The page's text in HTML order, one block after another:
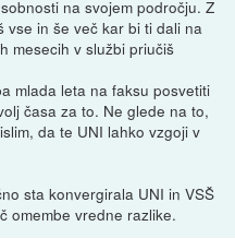
na svojem področju. Z
vse in še več kar bi ti dali na
mesecih v službi priučiš
mlada leta na faksu posvetiti
časa za to. Ne glede na to,
da te UNI lahko vzgoji v
sta konvergirala UNI in VSŠ
omembe vredne razlike.